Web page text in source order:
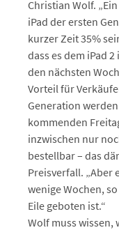
Christian Wolf.
iPad der ersten
kurzer Zeit 35%
dass es dem iPad 2
den nächsten
Vorteil für
Generation
kommenden
inzwischen nur
bestellbar – das
Preisverfall. „Aber
wenige Wochen,
Eile geboten ist.“
Wolf muss wissen,